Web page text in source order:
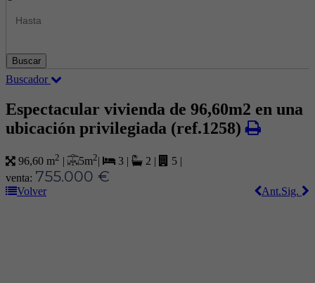
Buscar
Buscador
Espectacular vivienda de 96,60m2 en una
ubicación privilegiada (ref.1258)
96,60 m2 | 5 m2| 3 | 2 | 5 |
venta: 755.000 €
Volver Sig.
Ant.